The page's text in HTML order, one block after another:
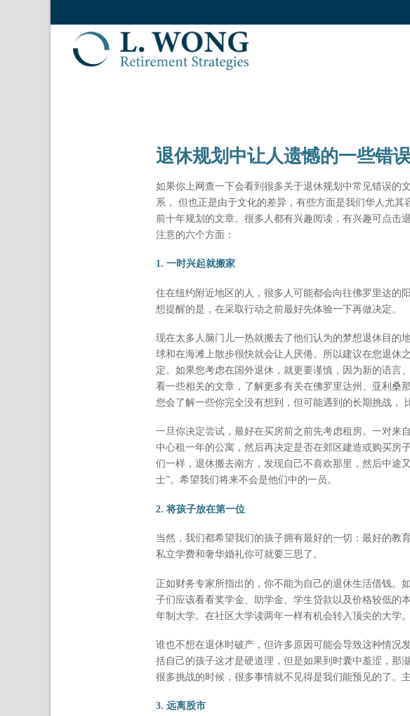
退休规划中让人遗憾的一些错
如果你上网查一下会看到很多关于退休规划中常见错误的
系， 但也正是由于文化的差异，有些方面是我们华人尤
前十年规划的文章。很多人都有兴趣阅读，有兴趣可点击
注意的六个方面：
1. 一时兴起就搬家
住在纽约附近地区的人，很多人可能都会向往佛罗里达的
想提醒的是，在采取行动之前最好先体验一下再做决定。
现在太多人脑门儿一热就搬去了他们认为的梦想退休目的
球和在海滩上散步很快就会让人厌倦。所以建议在您退休
定。如果您考虑在国外退休，就更要谨慎，因为新的语言
看一些相关的文章，了解更多有关在佛罗里达州、亚利桑
您会了解一些你完全没有想到，但可能遇到的长期挑战，
一旦你决定尝试，最好在买房前之前先考虑租房。一对来
中心租一年的公寓，然后再决定是否在郊区建造或购买房
们一样，退休搬去南方，发现自己不喜欢那里，然后中途
士”。希望我们将来不会是他们中的一员。
2. 将孩子放在第一位
当然，我们都希望我们的孩子拥有最好的一切：最好的教
私立学费和奢华婚礼你可就要三思了。
正如财务专家所指出的，你不能为自己的退休生活借钱。
子们应该看看奖学金、助学金、学生贷款以及价格较低的
年制大学。在社区大学读两年一样有机会转入顶尖的大学。
谁也不想在退休时破产，但许多原因可能会导致这种情况
括自己的孩子这才是硬道理，但是如果到时囊中羞涩，那
很多挑战的时候，很多事情就不见得是我们能预见的了。
3. 远离股市